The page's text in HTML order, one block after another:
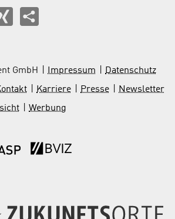
GmbH Impressum
Datenschutz
Karriere Presse
Newsletter
Werbung